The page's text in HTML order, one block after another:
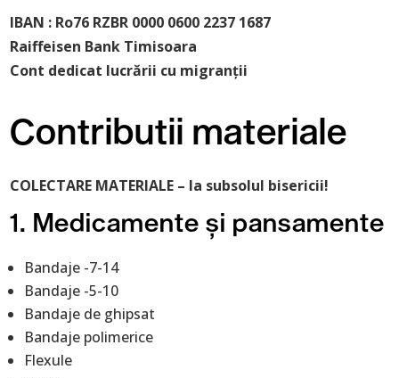
IBAN : Ro76 RZBR 0000 0600 2237 1687
Raiffeisen Bank Timisoara
Cont dedicat lucrării cu migranții
Contributii materiale
COLECTARE MATERIALE – la subsolul bisericii!
1. Medicamente și pansamente
Bandaje -7-14
Bandaje -5-10
Bandaje de ghipsat
Bandaje polimerice
Flexule